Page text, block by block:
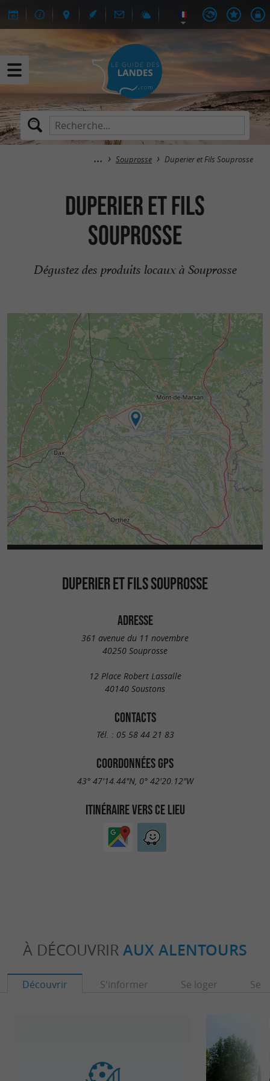
Souprosse Duperier et Fils Souprosse
Duperier et Fils
Souprosse
Dégustez des produits locaux à Souprosse
DUPERIER ET FILS SOUPROSSE
ADRESSE
361 avenue du 11 novembre
40250 Souprosse
12 Place Robert Lassalle
40140 Soustons
CONTACTS
Tél. : 05 58 44 21 83
COORDONNÉES GPS
43° 47'14.44"N, 0° 42'20.12"W
ITINÉRAIRE VERS CE LIEU
À DÉCOUVRIR AUX ALENTOURS
Découvrir S'informer Se loger Se